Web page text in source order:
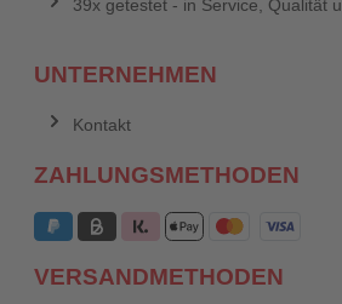
39x getestet - in Service, Qualität
UNTERNEHMEN
Kontakt
ZAHLUNGSMETHODEN
VERSANDMETHODEN